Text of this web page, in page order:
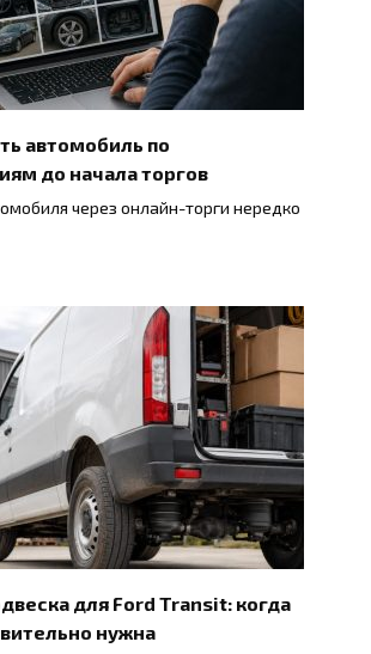
автомобиль по
до начала торгов
через онлайн-торги нередко
для Ford Transit: когда
нужна